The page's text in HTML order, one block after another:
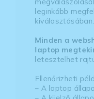
leginkább
kiválasztásában.
Minden a
laptop
letesztelhet
Ellenőrizheti
– A laptop